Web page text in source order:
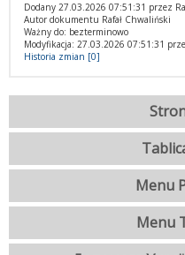
Dodany 27.03.2026 07:51:31 przez
Autor dokumentu Rafał Chwaliński
Ważny do: bezterminowo
Modyfikacja: 27.03.2026 07:51:31
Historia zmian [0]
Menu
Menu